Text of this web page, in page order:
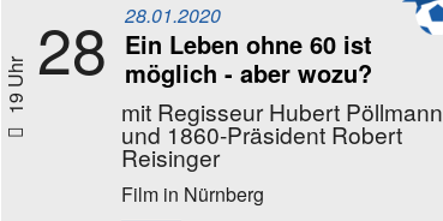
19 Uhr 28 28.01.2020
Ein Leben ohne 60 ist
möglich - aber wozu?
mit Regisseur Hubert Pöllmann
und 1860-Präsident Robert
Reisinger
Film in Nürnberg